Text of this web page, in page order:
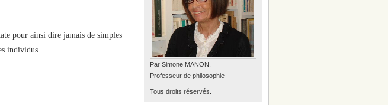
pour ainsi dire jamais de simples
individus.
Par Simone MANON,
Professeur de philosophie
Tous droits réservés.